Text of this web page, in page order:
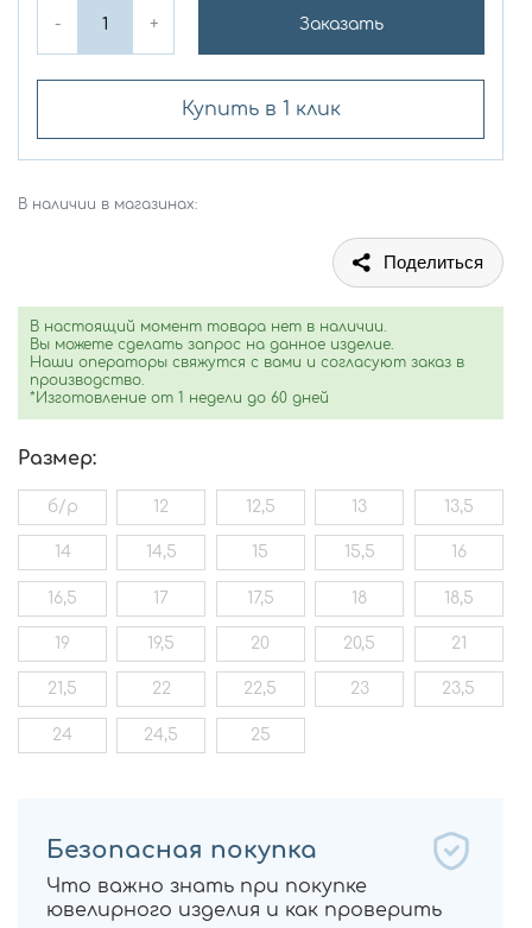
- + Заказать
Купить в 1 клик
В наличии в магазинах:
Поделиться
В настоящий момент товара нет в наличии.
Вы можете сделать запрос на данное изделие.
Наши операторы свяжутся с вами и согласуют заказ в
производство.
*Изготовление от 1 недели до 60 дней
Размер:
б/р 12 12,5 13 13,5
14 14,5 15 15,5 16
16,5 17 17,5 18 18,5
19 19,5 20 20,5 21
21,5 22 22,5 23 23,5
24 24,5 25
Безопасная покупка
Что важно знать при покупке
ювелирного изделия и как проверить